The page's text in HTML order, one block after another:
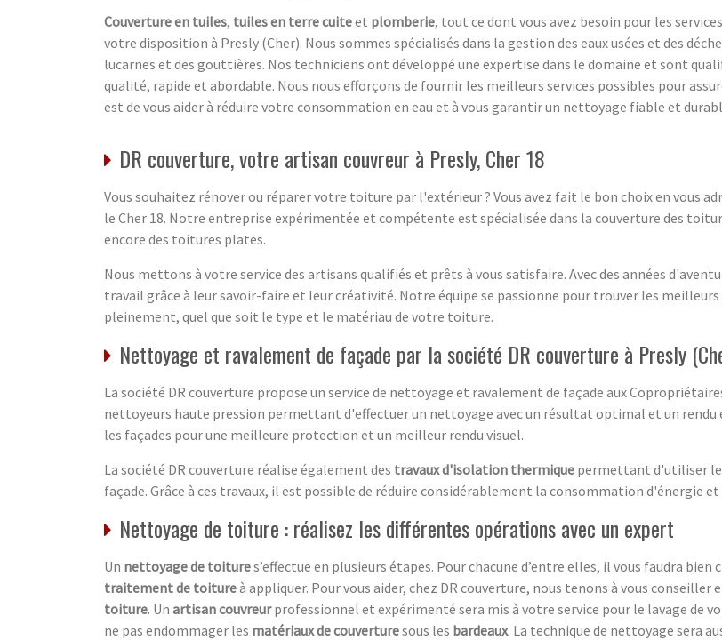
Couverture en tuiles, tuiles en terre cuiteet plomberie, tout ce dont vous avez besoin pour les
votre disposition à Presly (Cher). Nous sommes spécialisés dans la gestion des eaux usées et des
lucarnes et des gouttières. Nos techniciens ont développé une expertise dans le domaine et sont
qualité, rapide et abordable. Nous nous efforçons de fournir les meilleurs services possibles pour
est de vous aider à réduire votre consommation en eau et à vous garantir un nettoyage fiable et
DR couverture, votre artisan couvreur à Presly, Cher 18
Vous souhaitez rénover ou réparer votre toiture par l'extérieur ? Vous avez fait le bon choix en vous
le Cher 18. Notre entreprise expérimentée et compétente est spécialisée dans la couverture des
encore des toitures plates.
Nous mettons à votre service des artisans qualifiés et prêts à vous satisfaire. Avec des années
travail grâce à leur savoir-faire et leur créativité. Notre équipe se passionne pour trouver les
pleinement, quel que soit le type et le matériau de votre toiture.
Nettoyage et ravalement de façade par la société DR couverture à Presly
La société DR couverture propose un service de nettoyage et ravalement de façade aux
nettoyeurs haute pression permettant d'effectuer un nettoyage avec un résultat optimal et un
les façades pour une meilleure protection et un meilleur rendu visuel.
La société DR couverture réalise également des travaux d'isolation thermique permettant d'utiliser le
façade. Grâce à ces travaux, il est possible de réduire considérablement la consommation d'énergie
Nettoyage de toiture : réalisez les différentes opérations avec un expert
Un nettoyage de toitures’effectue en plusieurs étapes. Pour chacune d’entre elles, il vous faudra bien
traitement de toitureà appliquer. Pour vous aider, chez DR couverture, nous tenons à vous conseiller
toiture. Un artisan couvreurprofessionnel et expérimenté sera mis à votre service pour le lavage de
ne pas endommager les matériaux de couverturesous les bardeaux. La technique de nettoyage sera